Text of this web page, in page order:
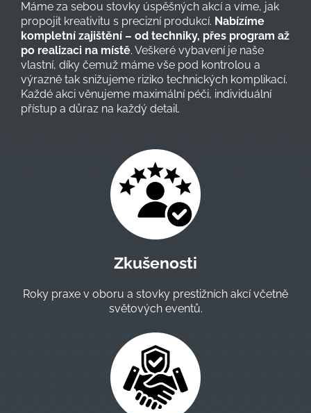
Máme za sebou stovky úspěšných akcí a víme, jak
propojit kreativitu s precizní produkcí. Nabízíme
kompletní zajištění – od techniky, přes program až
po realizaci na místě. Veškeré vybavení je naše
vlastní, díky čemuž máme vše pod kontrolou a
výrazně tak snižujeme riziko technických komplikací.
Každé akci věnujeme maximální péči, individuální
přístup a důraz na každý detail.
Zkušenosti
Roky praxe v oboru a stovky prestižních akcí včetně
světových eventů.